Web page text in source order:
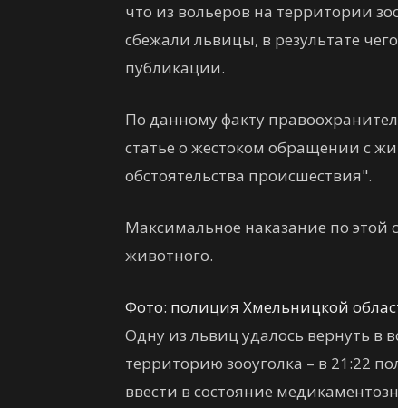
что из вольеров на территории
сбежали львицы, в результате
публикации.
По данному факту
статье о жестоком обращении с
обстоятельства происшествия".
Максимальное наказание по этой
животного.
Фото: полиция Хмельницкой
Одну из львиц удалось вернуть в
территорию зооуголка – в 21:22
ввести в состояние